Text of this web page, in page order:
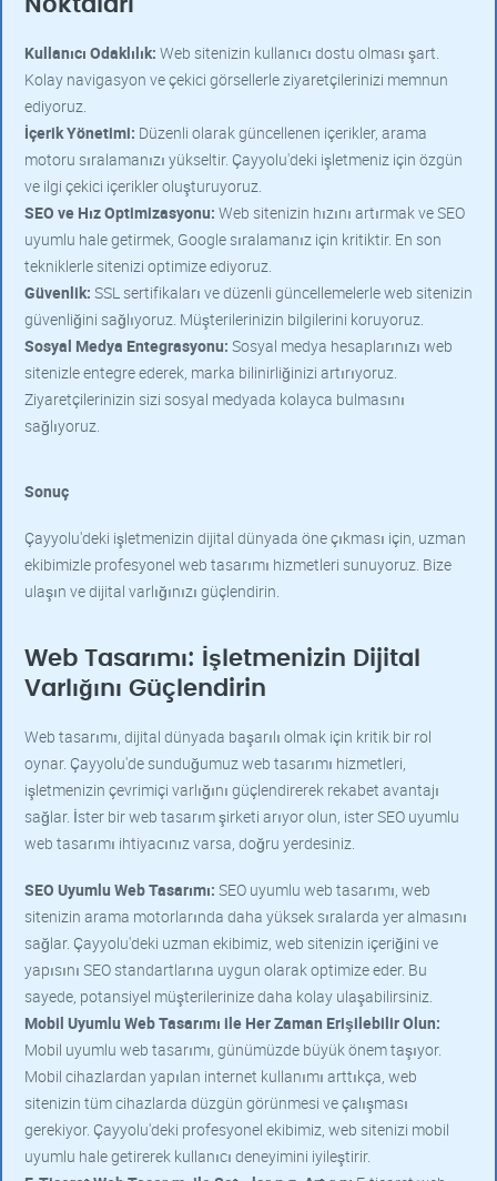
Noktaları
Kullanıcı Odaklılık: Web sitenizin kullanıcı dostu olması şart.
Kolay navigasyon ve çekici görsellerle ziyaretçilerinizi memnun
ediyoruz.
İçerik Yönetimi: Düzenli olarak güncellenen içerikler, arama
motoru sıralamanızı yükseltir. Çayyolu'deki işletmeniz için özgün
ve ilgi çekici içerikler oluşturuyoruz.
SEO ve Hız Optimizasyonu: Web sitenizin hızını artırmak ve SEO
uyumlu hale getirmek, Google sıralamanız için kritiktir. En son
tekniklerle sitenizi optimize ediyoruz.
Güvenlik: SSL sertifikaları ve düzenli güncellemelerle web sitenizin
güvenliğini sağlıyoruz. Müşterilerinizin bilgilerini koruyoruz.
Sosyal Medya Entegrasyonu: Sosyal medya hesaplarınızı web
sitenizle entegre ederek, marka bilinirliğinizi artırıyoruz.
Ziyaretçilerinizin sizi sosyal medyada kolayca bulmasını
sağlıyoruz.
Sonuç
Çayyolu'deki işletmenizin dijital dünyada öne çıkması için, uzman
ekibimizle profesyonel web tasarımı hizmetleri sunuyoruz. Bize
ulaşın ve dijital varlığınızı güçlendirin.
Web Tasarımı: İşletmenizin Dijital
Varlığını Güçlendirin
Web tasarımı, dijital dünyada başarılı olmak için kritik bir rol
oynar. Çayyolu'de sunduğumuz web tasarımı hizmetleri,
işletmenizin çevrimiçi varlığını güçlendirerek rekabet avantajı
sağlar. İster bir web tasarım şirketi arıyor olun, ister SEO uyumlu
web tasarımı ihtiyacınız varsa, doğru yerdesiniz.
SEO Uyumlu Web Tasarımı: SEO uyumlu web tasarımı, web
sitenizin arama motorlarında daha yüksek sıralarda yer almasını
sağlar. Çayyolu'deki uzman ekibimiz, web sitenizin içeriğini ve
yapısını SEO standartlarına uygun olarak optimize eder. Bu
sayede, potansiyel müşterilerinize daha kolay ulaşabilirsiniz.
Mobil Uyumlu Web Tasarımı ile Her Zaman Erişilebilir Olun:
Mobil uyumlu web tasarımı, günümüzde büyük önem taşıyor.
Mobil cihazlardan yapılan internet kullanımı arttıkça, web
sitenizin tüm cihazlarda düzgün görünmesi ve çalışması
gerekiyor. Çayyolu'deki profesyonel ekibimiz, web sitenizi mobil
uyumlu hale getirerek kullanıcı deneyimini iyileştirir.